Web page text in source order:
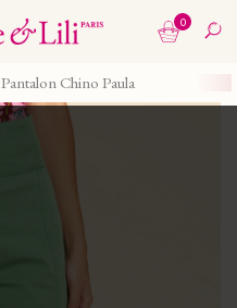
0
Pantalon Chino Paula